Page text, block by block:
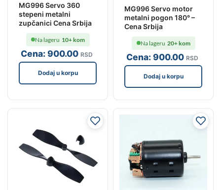
MG996 Servo 360
stepeni metalni
zupčanici Cena Srbija
Cena:900.00 RSD
Na lageru 10+ kom
Dodaj u korpu
MG996 Servo motor
metalni pogon 180° –
Cena Srbija
Cena:900.00 RSD
Na lageru 20+ kom
Dodaj u korpu